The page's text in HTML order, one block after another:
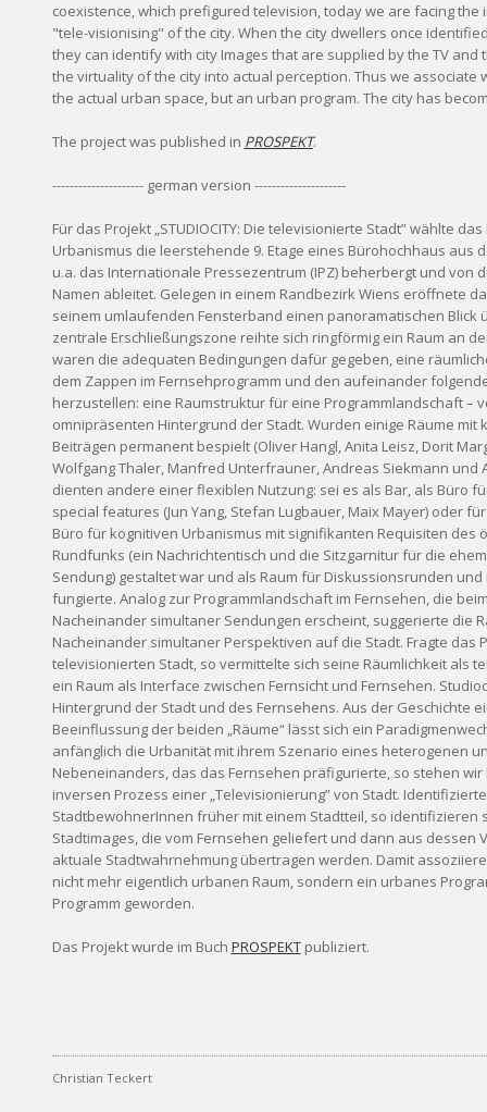
coexistence, which prefigured television, today we are facing the
"tele-visionising" of the city. When the city dwellers once
they can identify with city Images that are supplied by the TV
the virtuality of the city into actual perception. Thus we associate
the actual urban space, but an urban program. The city has
The project was published in PROSPEKT.
--------------------- german version ---------------------
Für das Projekt „STUDIOCITY: Die televisionierte Stadt” wählte
Urbanismus die leerstehende 9. Etage eines Bürohochhaus aus
u.a. das Internationale Pressezentrum (IPZ) beherbergt und von
Namen ableitet. Gelegen in einem Randbezirk Wiens eröffnete
seinem umlaufenden Fensterband einen panoramatischen Blick
zentrale Erschließungszone reihte sich ringförmig ein Raum an
waren die adequaten Bedingungen dafür gegeben, eine
dem Zappen im Fernsehprogramm und den aufeinander
herzustellen: eine Raumstruktur für eine Programmlandschaft –
omnipräsenten Hintergrund der Stadt. Wurden einige Räume mit
Beiträgen permanent bespielt (Oliver Hangl, Anita Leisz, Dorit
Wolfgang Thaler, Manfred Unterfrauner, Andreas Siekmann und
dienten andere einer flexiblen Nutzung: sei es als Bar, als Büro
special features (Jun Yang, Stefan Lugbauer, Maix Mayer) oder
Büro für kognitiven Urbanismus mit signifikanten Requisiten des
Rundfunks (ein Nachrichtentisch und die Sitzgarnitur für die
Sendung) gestaltet war und als Raum für Diskussionsrunden
fungierte. Analog zur Programmlandschaft im Fernsehen, die
Nacheinander simultaner Sendungen erscheint, suggerierte die
Nacheinander simultaner Perspektiven auf die Stadt. Fragte das
televisionierten Stadt, so vermittelte sich seine Räumlichkeit als
ein Raum als Interface zwischen Fernsicht und Fernsehen.
Hintergrund der Stadt und des Fernsehens. Aus der Geschichte
Beeinflussung der beiden „Räume“ lässt sich ein
anfänglich die Urbanität mit ihrem Szenario eines heterogenen
Nebeneinanders, das das Fernsehen präfigurierte, so stehen
inversen Prozess einer „Televisionierung” von Stadt.
StadtbewohnerInnen früher mit einem Stadtteil, so identifizieren
Stadtimages, die vom Fernsehen geliefert und dann aus dessen
aktuale Stadtwahrnehmung übertragen werden. Damit
nicht mehr eigentlich urbanen Raum, sondern ein urbanes
Programm geworden.
Das Projekt wurde im Buch PROSPEKTpubliziert.
Christian Teckert